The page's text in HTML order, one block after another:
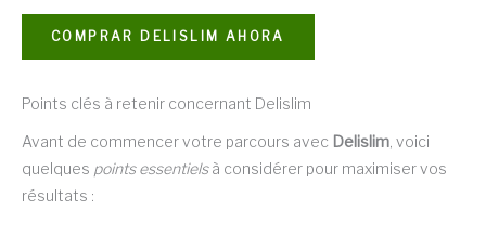
COMPRAR DELISLIM AHORA
Points clés à retenir concernant Delislim
Avant de commencer votre parcours avec Delislim , voici
quelques points essentielsà considérer pour maximiser vos
résultats :